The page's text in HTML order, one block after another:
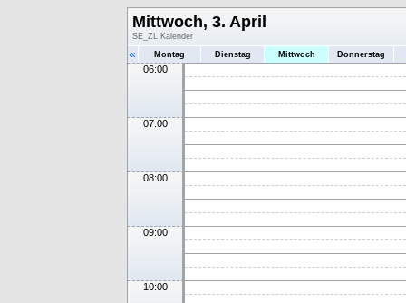
Mittwoch, 3. April
SE_ZL Kalender
« Montag Dienstag Mittwoch Donnerstag
06:00
07:00
08:00
09:00
10:00